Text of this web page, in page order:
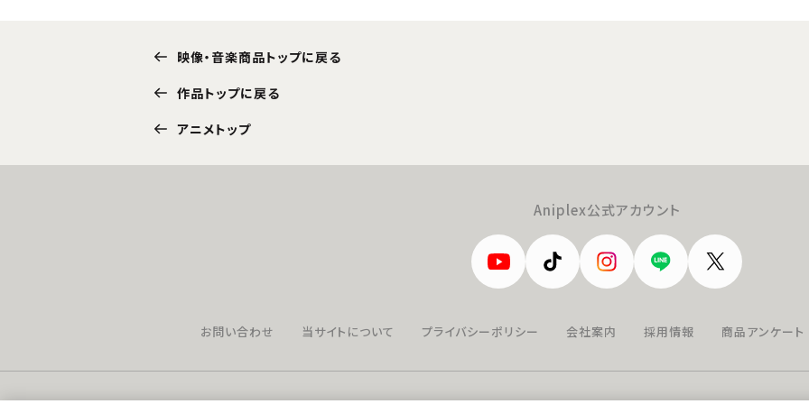
映像・音楽商品トップに戻る
作品トップに戻る
アニメトップ
Aniplex公式アカウント
お問い合わせ 当サイトについて プライバシーポリシー 会社案内 採用情報 商品アンケート